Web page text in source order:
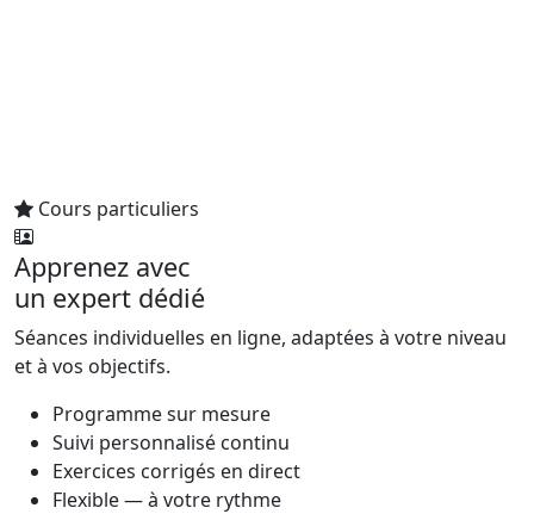
Cours particuliers
Apprenez avec
un expert dédié
Séances individuelles en ligne, adaptées à votre niveau
et à vos objectifs.
Programme sur mesure
Suivi personnalisé continu
Exercices corrigés en direct
Flexible — à votre rythme